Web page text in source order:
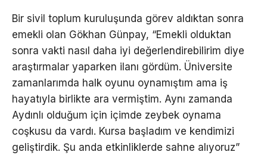
Bir sivil toplum kuruluşunda görev aldıktan sonra
emekli olan Gökhan Günpay, “Emekli olduktan
sonra vakti nasıl daha iyi değerlendirebilirim diye
araştırmalar yaparken ilanı gördüm. Üniversite
zamanlarımda halk oyunu oynamıştım ama iş
hayatıyla birlikte ara vermiştim. Aynı zamanda
Aydınlı olduğum için içimde zeybek oynama
coşkusu da vardı. Kursa başladım ve kendimizi
geliştirdik. Şu anda etkinliklerde sahne alıyoruz”